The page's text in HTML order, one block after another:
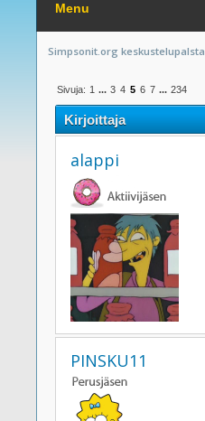
Menu
Simpsonit.org keskustelupalsta
Sivuja: 1 ... 3 4 5 6 7 ... 234
Kirjoittaja
alappi
PINSKU11